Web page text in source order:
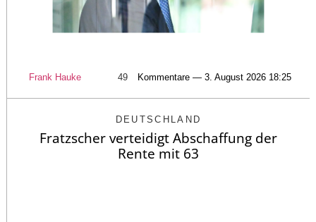
Frank Hauke 49 Kommentare — 3. August 2026 18:25
DEUTSCHLAND
Fratzscher verteidigt Abschaffung der
Rente mit 63